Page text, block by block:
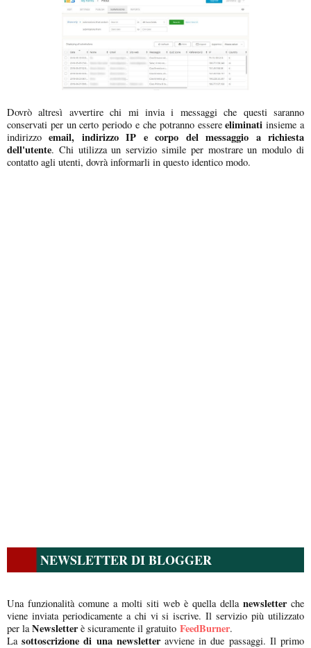
Dovrò altresì avvertire chi mi invia i messaggi che questi saranno
conservati per un certo periodo e che potranno essereeliminatiinsieme a
indirizzo email, indirizzo IP e corpo del messaggio a richiesta
dell'utente. Chi utilizza un servizio simile per mostrare un modulo di
contatto agli utenti, dovrà informarli in questo identico modo.
NEWSLETTER DI BLOGGER
Una funzionalità comune a molti siti web è quella della newsletterche
viene inviata periodicamente a chi vi si iscrive. Il servizio più utilizzato
per laNewsletterè sicuramente il gratuito FeedBurner.
Lasottoscrizione di una newsletteravviene in due passaggi. Il primo